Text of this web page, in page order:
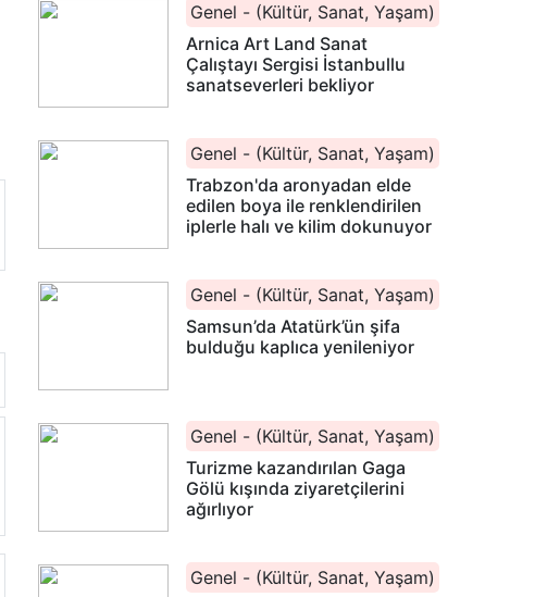
Genel - (Kültür, Sanat, Yaşam)
Arnica Art Land Sanat
Çalıştayı Sergisi İstanbullu
sanatseverleri bekliyor
Genel - (Kültür, Sanat, Yaşam)
Trabzon'da aronyadan elde
edilen boya ile renklendirilen
iplerle halı ve kilim dokunuyor
Genel - (Kültür, Sanat, Yaşam)
Samsun’da Atatürk’ün şifa
bulduğu kaplıca yenileniyor
Genel - (Kültür, Sanat, Yaşam)
Turizme kazandırılan Gaga
Gölü kışında ziyaretçilerini
ağırlıyor
Genel - (Kültür, Sanat, Yaşam)